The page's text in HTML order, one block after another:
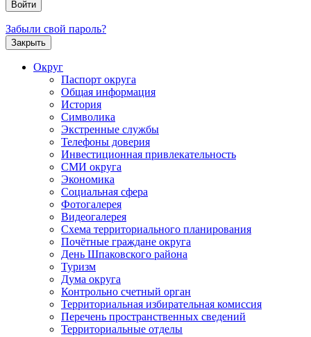
Забыли свой пароль?
Закрыть
Округ
Паспорт округа
Общая информация
История
Символика
Экстренные службы
Телефоны доверия
Инвестиционная привлекательность
СМИ округа
Экономика
Социальная сфера
Фотогалерея
Видеогалерея
Схема территориального планирования
Почётные граждане округа
День Шпаковского района
Туризм
Дума округа
Контрольно счетный орган
Территориальная избирательная комиссия
Перечень пространственных сведений
Территориальные отделы